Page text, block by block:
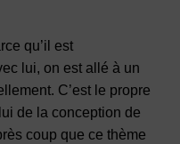
qu’il est
lui, on est allé à un
C’est le propre
de la conception de
coup que ce thème